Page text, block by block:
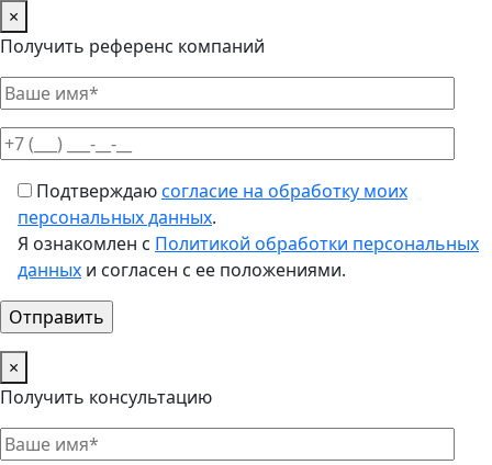
×
Получить референс компаний
Подтверждаюсогласие на обработку моих
персональных данных.
Я ознакомлен с Политикой обработки персональных
данных и согласен с ее положениями.
×
Получить консультацию